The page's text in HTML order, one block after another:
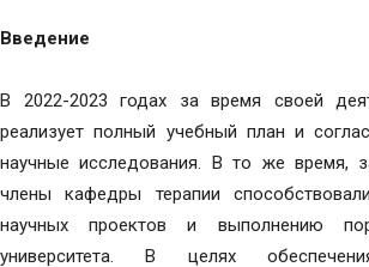
Введение
В 2022-2023 годах за время своей
реализует полный учебный план и
научные исследования. В то же время,
члены кафедры терапии
научных проектов и выполнению
университета. В целях